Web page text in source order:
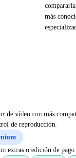
más
de vídeo con más
de reproducción.
extras o edición de